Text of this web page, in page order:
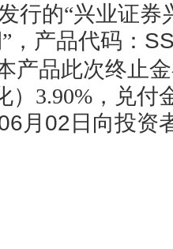
行的“兴业证
，产品代码：
产品此次终止
）3.90%，兑付
月02日向投资